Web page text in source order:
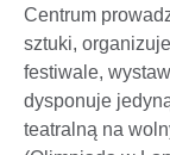
Centrum
sztuki,
festiwale,
dysponuje
teatralną na